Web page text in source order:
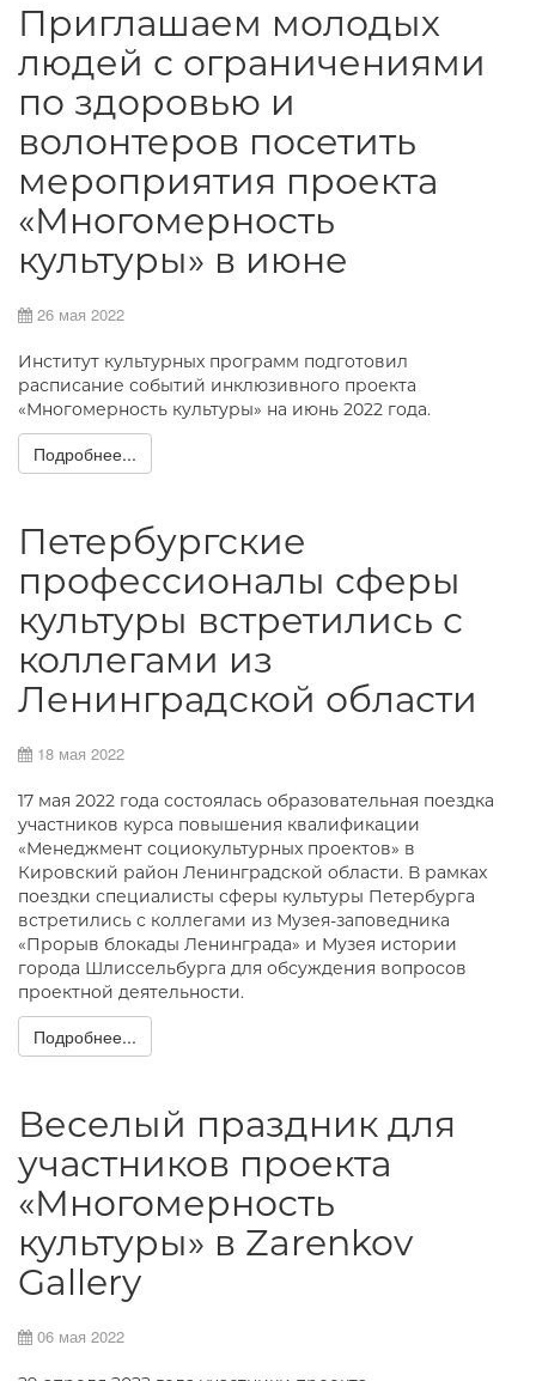
Приглашаем молодых
людей с ограничениями
по здоровью и
волонтеров посетить
мероприятия проекта
«Многомерность
культуры» в июне
26 мая 2022
Институт культурных программ подготовил
расписание событий инклюзивного проекта
«Многомерность культуры» на июнь 2022 года.
Подробнее...
Петербургские
профессионалы сферы
культуры встретились с
коллегами из
Ленинградской области
18 мая 2022
17 мая 2022 года состоялась образовательная поездка
участников курса повышения квалификации
«Менеджмент социокультурных проектов» в
Кировский район Ленинградской области. В рамках
поездки специалисты сферы культуры Петербурга
встретились с коллегами из Музея-заповедника
«Прорыв блокады Ленинграда» и Музея истории
города Шлиссельбурга для обсуждения вопросов
проектной деятельности.
Подробнее...
Веселый праздник для
участников проекта
«Многомерность
культуры» в Zarenkov
Gallery
06 мая 2022